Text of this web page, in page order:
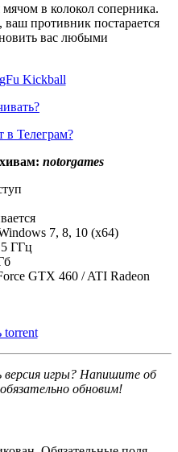
в колокол соперника.
ваш противник постарается
вас любыми
Kickball
в Телеграм?
notorgames
7, 8, 10 (x64)
ГГц
GTX 460 / ATI Radeon
torrent
версия игры? Напишите об
обновим!